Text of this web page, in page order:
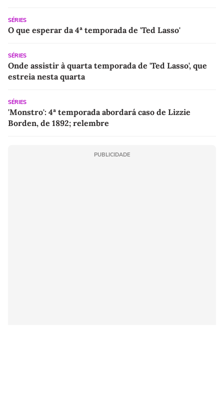
SÉRIES
O que esperar da 4ª temporada de 'Ted Lasso'
SÉRIES
Onde assistir à quarta temporada de 'Ted Lasso', que
estreia nesta quarta
SÉRIES
'Monstro': 4ª temporada abordará caso de Lizzie
Borden, de 1892; relembre
PUBLICIDADE